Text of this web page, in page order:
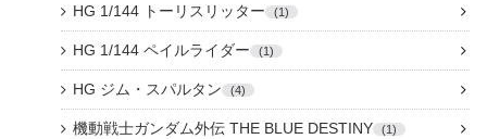
HG 1/144 トーリスリッター 1
HG 1/144 ペイルライダー 1
HG ジム・スパルタン 4
機動戦士ガンダム外伝 THE BLUE DESTINY 1